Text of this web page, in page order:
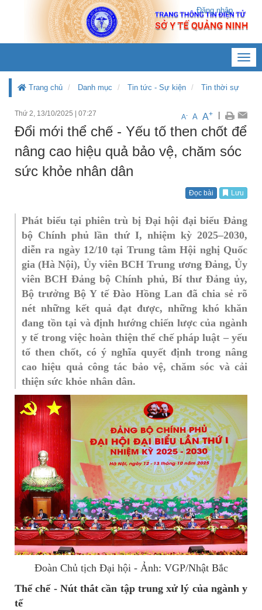
Đăng nhập
Trang chủ Danh mục Tin tức - Sự kiện Tin thời sự
Thứ 2, 13/10/2025 07:27 A- A A+
Đổi mới thể chế - Yếu tố then chốt để
nâng cao hiệu quả bảo vệ, chăm sóc
sức khỏe nhân dân
Đọc bài Lưu
Phát biểu tại phiên trù bị Đại hội đại biểu Đảng
bộ Chính phủ lần thứ I, nhiệm kỳ 2025–2030,
diễn ra ngày 12/10 tại Trung tâm Hội nghị Quốc
gia (Hà Nội), Ủy viên BCH Trung ương Đảng, Ủy
viên BCH Đảng bộ Chính phủ, Bí thư Đảng ủy,
Bộ trưởng Bộ Y tế Đào Hồng Lan đã chia sẻ rõ
nét những kết quả đạt được, những khó khăn
đang tồn tại và định hướng chiến lược của ngành
y tế trong việc hoàn thiện thể chế pháp luật – yếu
tố then chốt, có ý nghĩa quyết định trong nâng
cao hiệu quả công tác bảo vệ, chăm sóc và cải
thiện sức khỏe nhân dân.
Đoàn Chủ tịch Đại hội - Ảnh: VGP/Nhật Bắc
Thể chế - Nút thắt cần tập trung xử lý của ngành y
tế